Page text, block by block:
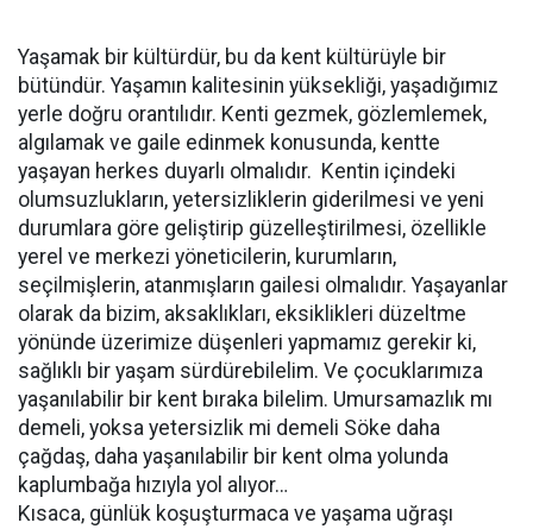
Yaşamak bir kültürdür, bu da kent kültürüyle bir
bütündür. Yaşamın kalitesinin yüksekliği, yaşadığımız
yerle doğru orantılıdır. Kenti gezmek, gözlemlemek,
algılamak ve gaile edinmek konusunda, kentte
yaşayan herkes duyarlı olmalıdır. Kentin içindeki
olumsuzlukların, yetersizliklerin giderilmesi ve yeni
durumlara göre geliştirip güzelleştirilmesi, özellikle
yerel ve merkezi yöneticilerin, kurumların,
seçilmişlerin, atanmışların gailesi olmalıdır. Yaşayanlar
olarak da bizim, aksaklıkları, eksiklikleri düzeltme
yönünde üzerimize düşenleri yapmamız gerekir ki,
sağlıklı bir yaşam sürdürebilelim. Ve çocuklarımıza
yaşanılabilir bir kent bıraka bilelim. Umursamazlık mı
demeli, yoksa yetersizlik mi demeli Söke daha
çağdaş, daha yaşanılabilir bir kent olma yolunda
kaplumbağa hızıyla yol alıyor…
Kısaca, günlük koşuşturmaca ve yaşama uğraşı